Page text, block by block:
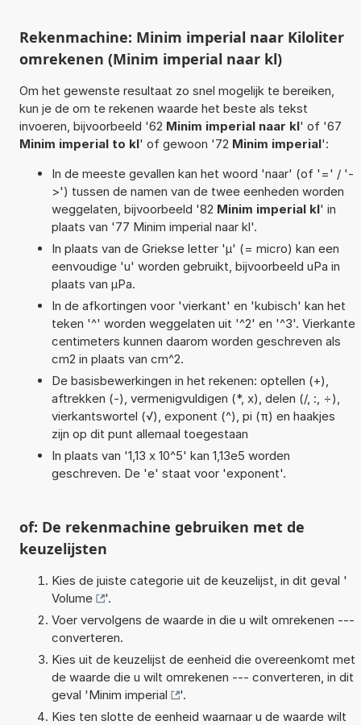
Rekenmachine: Minim imperial naar Kiloliter
omrekenen (Minim imperial naar kl)
Om het gewenste resultaat zo snel mogelijk te bereiken,
kun je de om te rekenen waarde het beste als tekst
invoeren, bijvoorbeeld '62 Minim imperial naar kl' of '67
Minim imperial to kl' of gewoon '72 Minim imperial':
In de meeste gevallen kan het woord 'naar' (of '=' / '-
>') tussen de namen van de twee eenheden worden
weggelaten, bijvoorbeeld '82 Minim imperial kl' in
plaats van '77 Minim imperial naar kl'.
In plaats van de Griekse letter 'µ' (= micro) kan een
eenvoudige 'u' worden gebruikt, bijvoorbeeld uPa in
plaats van µPa.
In de afkortingen voor 'vierkant' en 'kubisch' kan het
teken '^' worden weggelaten uit '^2' en '^3'. Vierkante
centimeters kunnen daarom worden geschreven als
cm2 in plaats van cm^2.
De basisbewerkingen in het rekenen: optellen (+),
aftrekken (-), vermenigvuldigen (*, x), delen (/, :, ÷),
vierkantswortel (√), exponent (^), pi (π) en haakjes
zijn op dit punt allemaal toegestaan
In plaats van '1,13 x 10^5' kan 1,13e5 worden
geschreven. De 'e' staat voor 'exponent'.
of: De rekenmachine gebruiken met de
keuzelijsten
Kies de juiste categorie uit de keuzelijst, in dit geval '
Volume
'.
Voer vervolgens de waarde in die u wilt omrekenen ---
converteren.
Kies uit de keuzelijst de eenheid die overeenkomt met
de waarde die u wilt omrekenen --- converteren, in dit
geval 'Minim imperial
'.
Kies ten slotte de eenheid waarnaar u de waarde wilt